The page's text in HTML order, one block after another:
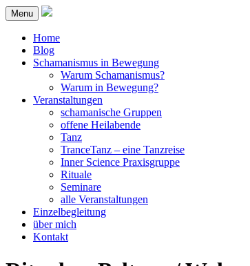
Menu
Home
Blog
Schamanismus in Bewegung
Warum Schamanismus?
Warum in Bewegung?
Veranstaltungen
schamanische Gruppen
offene Heilabende
Tanz
TranceTanz – eine Tanzreise
Inner Science Praxisgruppe
Rituale
Seminare
alle Veranstaltungen
Einzelbegleitung
über mich
Kontakt